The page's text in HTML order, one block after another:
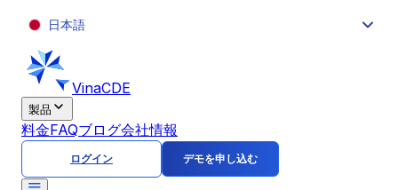
日本語
VinaCDE
製品
料金FAQブログ会社情報
ログイン デモを申し込む